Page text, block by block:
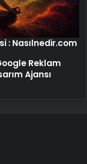
: Nasılnedir.com
Reklam
Ajansı